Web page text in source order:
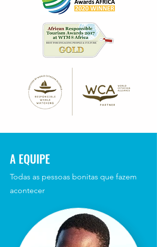
A EQUIPE
Todas as pessoas bonitas que fazem
acontecer